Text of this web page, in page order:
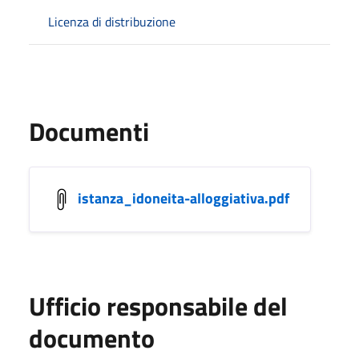
Licenza di distribuzione
Documenti
istanza_idoneita-alloggiativa.pdf
Ufficio responsabile del
documento